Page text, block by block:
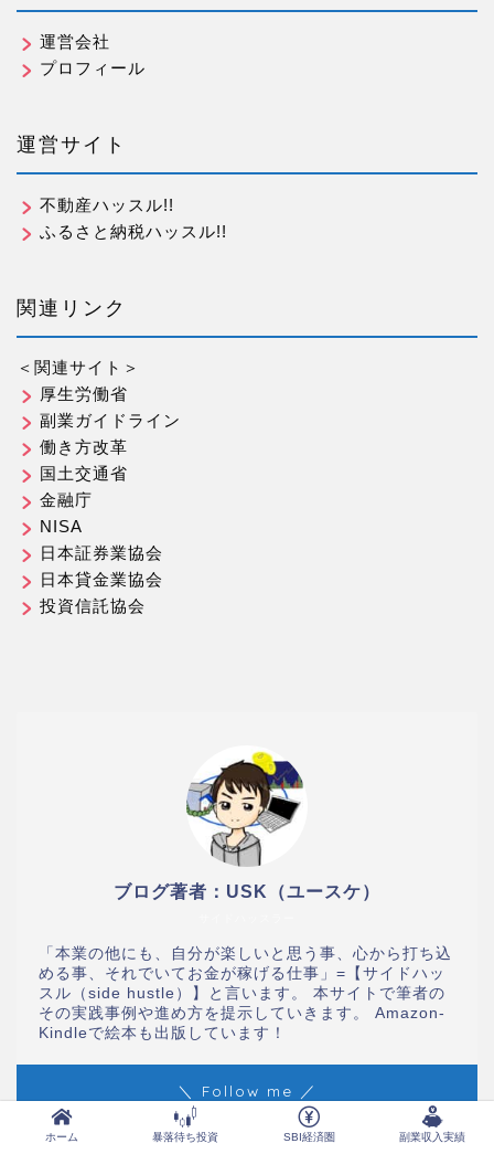
運営会社
プロフィール
運営サイト
不動産ハッスル!!
ふるさと納税ハッスル!!
関連リンク
＜関連サイト＞
厚生労働省
副業ガイドライン
働き方改革
国土交通省
金融庁
NISA
日本証券業協会
日本貸金業協会
投資信託協会
ブログ著者：USK（ユースケ）
「本業の他にも、自分が楽しいと思う事、心から打ち込
める事、それでいてお金が稼げる仕事」=【サイドハッ
スル（side hustle）】と言います。 本サイトで筆者の
その実践事例や進め方を提示していきます。 Amazon-
Kindleで絵本も出版しています！
＼ Follow me ／
ホーム 暴落待ち投資 SBI経済圏 副業収入実績